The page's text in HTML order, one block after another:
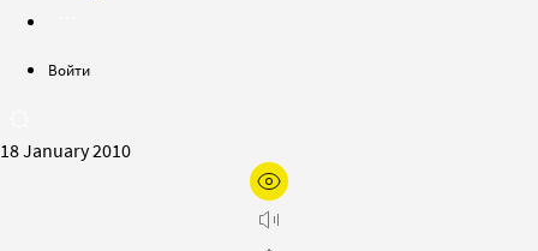
Войти
18 January 2010